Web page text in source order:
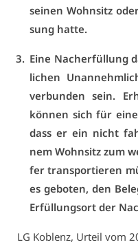
sei­nen Wohn­sitz
sung hat­te.
Ei­ne Nach­er­fül­lung
li­chen
ver­bun­den sein.
kön­nen sich für
dass er ein nicht
nem Wohn­sitz zum
fer trans­por­tie­ren
es ge­bo­ten, den
Er­fül­lungs­ort der
LG Ko­blenz, Ur­teil vom